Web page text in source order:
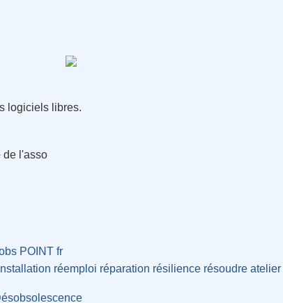
logiciels libres.
de l'asso
POINT fr
réemploi réparation résilience résoudre atelier